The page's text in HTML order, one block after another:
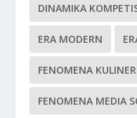
DINAMIKA
ERA MODERN
FENOMENA
FENOMENA MEDIA